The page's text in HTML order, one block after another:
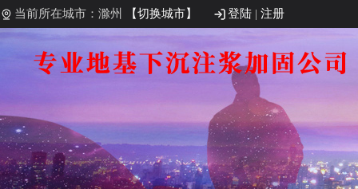
当前所在城市：滁州 【切换城市】 登陆 | 注册